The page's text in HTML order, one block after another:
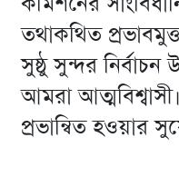
তথাকথিত
সুষ্ঠু সুন্দর
আমরা
প্রভান্বিত হওয়ার